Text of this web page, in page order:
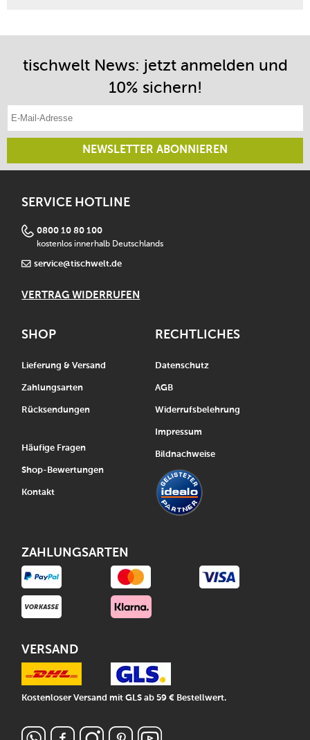
tischwelt News: jetzt anmelden und
10% sichern!
NEWSLETTER ABONNIEREN
SERVICE HOTLINE
0800 10 80 100
kostenlos innerhalb Deutschlands
service@tischwelt.de
VERTRAG WIDERRUFEN
SHOP
Lieferung & Versand
Zahlungsarten
Rücksendungen
Häufige Fragen
Shop-Bewertungen
Kontakt
RECHTLICHES
Datenschutz
AGB
Widerrufsbelehrung
Impressum
Bildnachweise
ZAHLUNGSARTEN
VERSAND
Kostenloser Versand mit GLS ab 59 € Bestellwert.